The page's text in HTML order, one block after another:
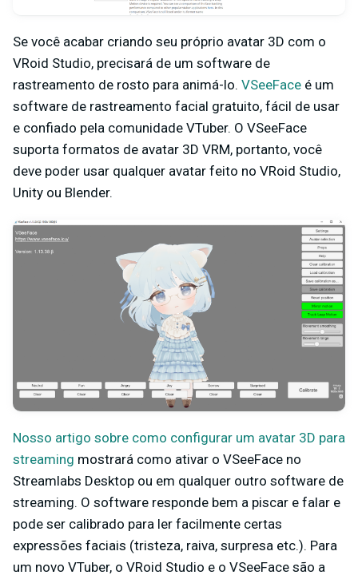
Se você acabar criando seu próprio avatar 3D com o
VRoid Studio, precisará de um software de
rastreamento de rosto para animá-lo. VSeeFace é um
software de rastreamento facial gratuito, fácil de usar
e confiado pela comunidade VTuber. O VSeeFace
suporta formatos de avatar 3D VRM, portanto, você
deve poder usar qualquer avatar feito no VRoid Studio,
Unity ou Blender.
Nosso artigo sobre como configurar um avatar 3D para
streaming mostrará como ativar o VSeeFace no
Streamlabs Desktop ou em qualquer outro software de
streaming. O software responde bem a piscar e falar e
pode ser calibrado para ler facilmente certas
expressões faciais (tristeza, raiva, surpresa etc.). Para
um novo VTuber, o VRoid Studio e o VSeeFace são a